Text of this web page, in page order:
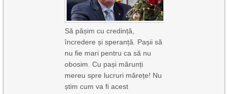
Să pășim cu credință,
încredere și speranță. Pașii să
nu fie mari pentru ca să nu
obosim. Cu pași mărunți
mereu spre lucruri mărețe! Nu
știm cum va fi acest